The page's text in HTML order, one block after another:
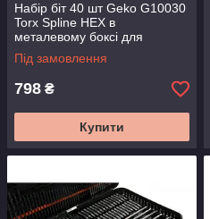
Набір біт 40 шт Geko G10030
Torx Spline HEX в
металевому боксі для
шуруповерта
Під замовлення
798 ₴
Купити